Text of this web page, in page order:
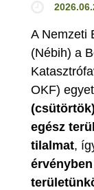
A Nemzeti
(Nébih) a
OKF)
egész
tilalmat,
érvényben